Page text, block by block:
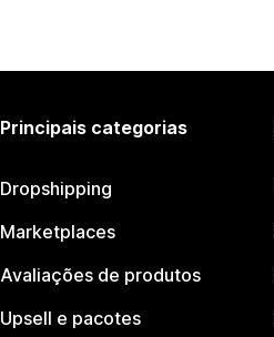
Principais categorias
Dropshipping
Marketplaces
Avaliações de produtos
Upsell e pacotes